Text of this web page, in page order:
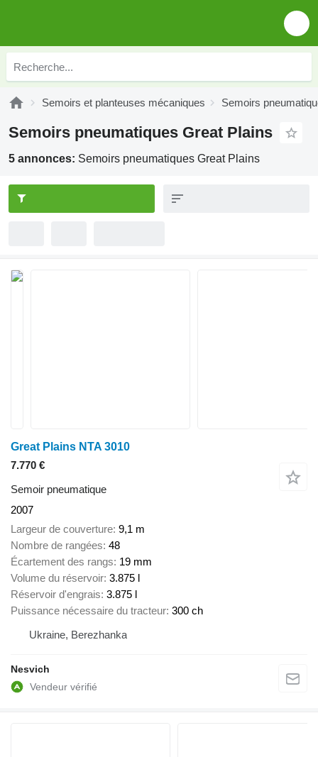
Semoirs et planteuses mécaniques Semoirs
Semoirs pneumatiques Great Plains
5 annonces: Semoirs pneumatiques Great Plains
Great Plains NTA 3010
7.770 €
Semoir pneumatique
2007
Largeur de couverture 9,1 m
Nombre de rangées 48
Écartement des rangs 19 mm
Volume du réservoir 3.875 l
Réservoir d'engrais 3.875 l
Puissance nécessaire du tracteur 300 ch
Ukraine, Berezhanka
Nesvich